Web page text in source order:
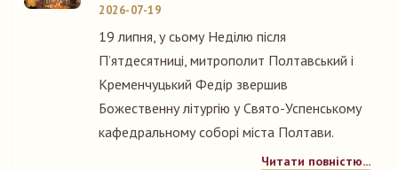
2026-07-19
19 липня, у сьому Неділю після
П’ятдесятниці, митрополит Полтавський і
Кременчуцький Федір звершив
Божественну літургію у Свято-Успенському
кафедральному соборі міста Полтави.
Читати повністю...